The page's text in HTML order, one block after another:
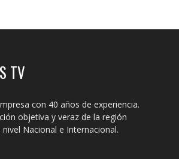
TV
con 40 años de experiencia.
objetiva y veraz de la región
Nacional e Internacional.